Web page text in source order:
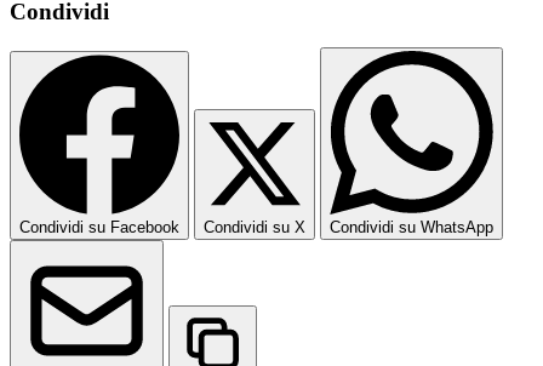
Condividi
Condividi su Facebook Condividi su X Condividi su WhatsApp